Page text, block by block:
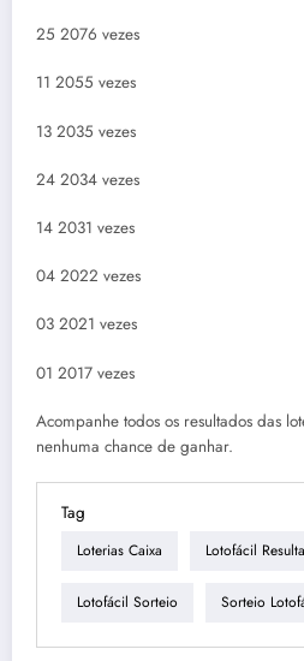
25 2076 vezes
11 2055 vezes
13 2035 vezes
24 2034 vezes
14 2031 vezes
04 2022 vezes
03 2021 vezes
01 2017 vezes
Acompanhe todos os resultados das
nenhuma chance de ganhar.
Tag
Loterias Caixa Lotofácil
Lotofácil Sorteio Sorteio